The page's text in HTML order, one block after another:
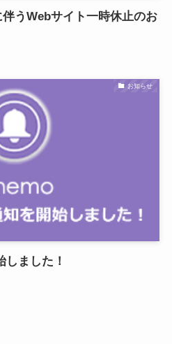
伴うWebサイト一時休止のお
お知らせ
ました！